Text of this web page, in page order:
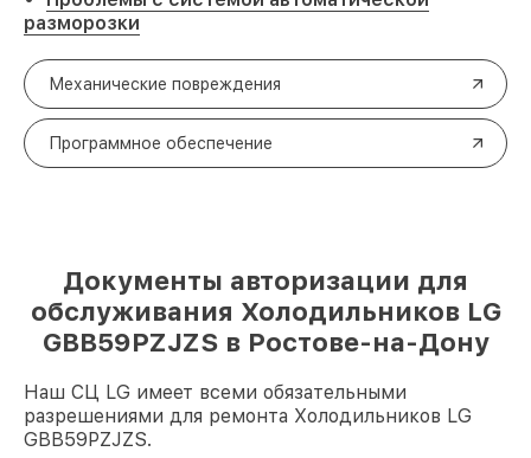
разморозки
Механические повреждения
Программное обеспечение
Документы авторизации для
обслуживания Холодильников LG
GBB59PZJZS в Ростове-на-Дону
Наш СЦ LG имеет всеми обязательными
разрешениями для ремонта Холодильников LG
GBB59PZJZS.